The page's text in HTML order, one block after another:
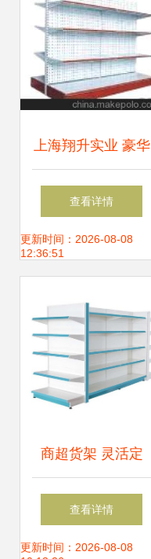
上海翔升实业 豪华
大背板超市货架，
引领商超陈列新风
查看详情
更新时间：2026-08-08
12:36:51
商超货架 灵活定
制，提升购物体验
与空间利用率
查看详情
更新时间：2026-08-08